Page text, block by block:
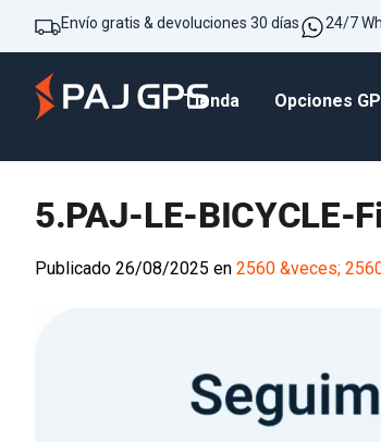
Envío gratis & devoluciones 30 días 24/7
Tienda Opciones
5.PAJ-LE-BICYCLE-
Publicado 26/08/2025 en 2560 &veces;